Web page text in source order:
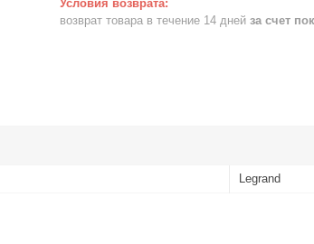
возврат товара в течение 14 дней за счет
Legrand